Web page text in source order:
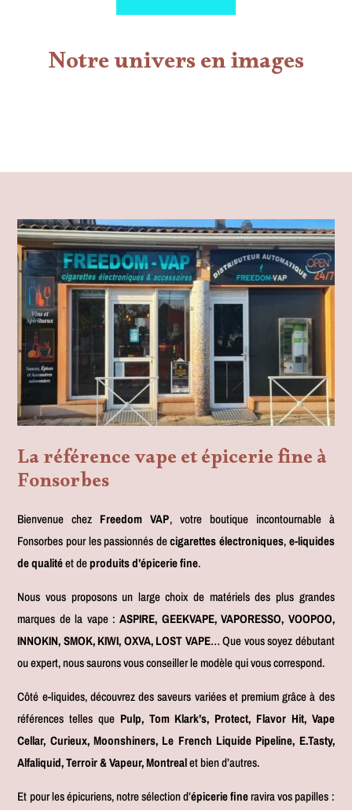
Notre univers en images
La référence vape et épicerie fine à
Fonsorbes
Bienvenue chez Freedom VAP, votre boutique incontournable à
Fonsorbes pour les passionnés decigarettes électroniques,e-liquides
de qualitéet deproduits d’épicerie fine.
Nous vous proposons un large choix de matériels des plus grandes
marques de la vape :ASPIRE, GEEKVAPE, VAPORESSO, VOOPOO,
INNOKIN, SMOK, KIWI, OXVA, LOST VAPE… Que vous soyez débutant
ou expert, nous saurons vous conseiller le modèle qui vous correspond.
Côté e-liquides, découvrez des saveurs variées et premium grâce à des
références telles que Pulp, Tom Klark’s, Protect, Flavor Hit, Vape
Cellar, Curieux, Moonshiners, Le French Liquide Pipeline, E.Tasty,
Alfaliquid, Terroir & Vapeur, Montrealet bien d’autres.
Et pour les épicuriens, notre sélection d’épicerie fineravira vos papilles :